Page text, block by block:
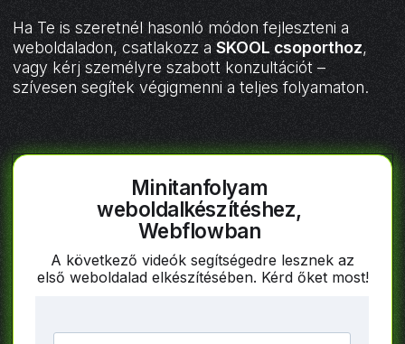
Ha Te is szeretnél hasonló módon fejleszteni a
weboldaladon, csatlakozz aSKOOL csoporthoz,
vagy kérj személyre szabott konzultációt –
szívesen segítek végigmenni a teljes folyamaton.
Minitanfolyam
weboldalkészítéshez,
Webflowban
A következő videók segítségedre lesznek az
első weboldalad elkészítésében. Kérd őket most!